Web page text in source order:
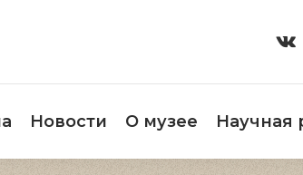
Новости О музее Научная